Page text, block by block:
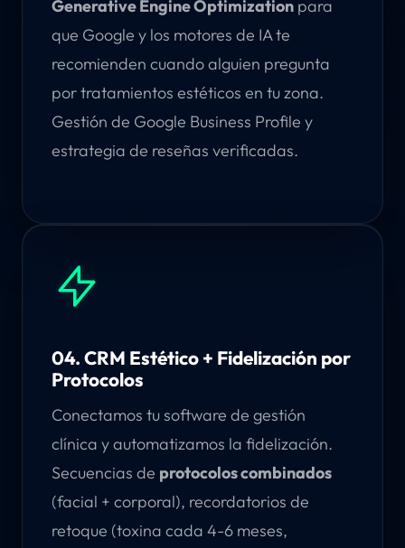
Generative Engine Optimization para
que Google y los motores de IA te
recomienden cuando alguien pregunta
por tratamientos estéticos en tu zona.
Gestión de Google Business Profile y
estrategia de reseñas verificadas.
04. CRM Estético + Fidelización por
Protocolos
Conectamos tu software de gestión
clínica y automatizamos la fidelización.
Secuencias de protocolos combinados
(facial + corporal), recordatorios de
retoque (toxina cada 4-6 meses,